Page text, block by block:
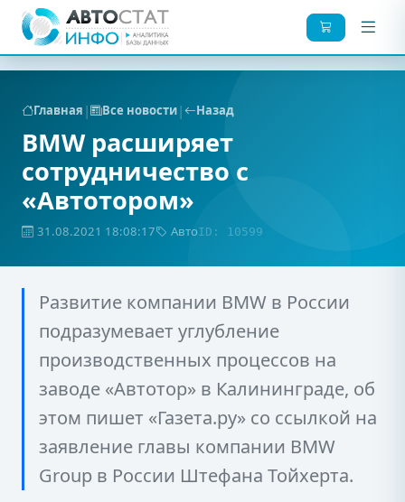
Главная | Все новости| Назад
BMW расширяет
сотрудничество с
«Автотором»
31.08.2021 18:08:17 АвтоID: 10599
Развитие компании BMW в России
подразумевает углубление
производственных процессов на
заводе «Автотор» в Калининграде, об
этом пишет «Газета.ру» со ссылкой на
заявление главы компании BMW
Group в России Штефана Тойхерта.